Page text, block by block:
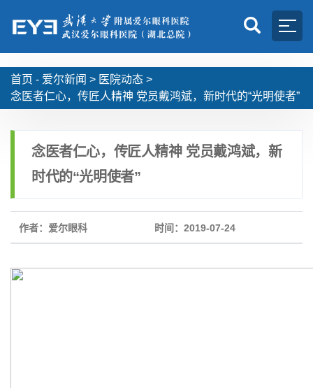
首页 - 爱尔新闻 > 医院动态 >
念医者仁心，传匠人精神 党员戴鸿斌，新时代的“光明使者”
念医者仁心，传匠人精神 党员戴鸿斌，新
时代的“光明使者”
作者：爱尔眼科 时间：2019-07-24